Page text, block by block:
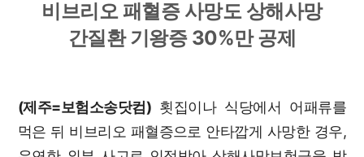
비브리오 패혈증 사망도 상해사망
간질환 기왕증 30%만 공제
(제주=보험소송닷컴) 횟집이나 식당에서 어패류를
먹은 뒤 비브리오 패혈증으로 안타깝게 사망한 경우,